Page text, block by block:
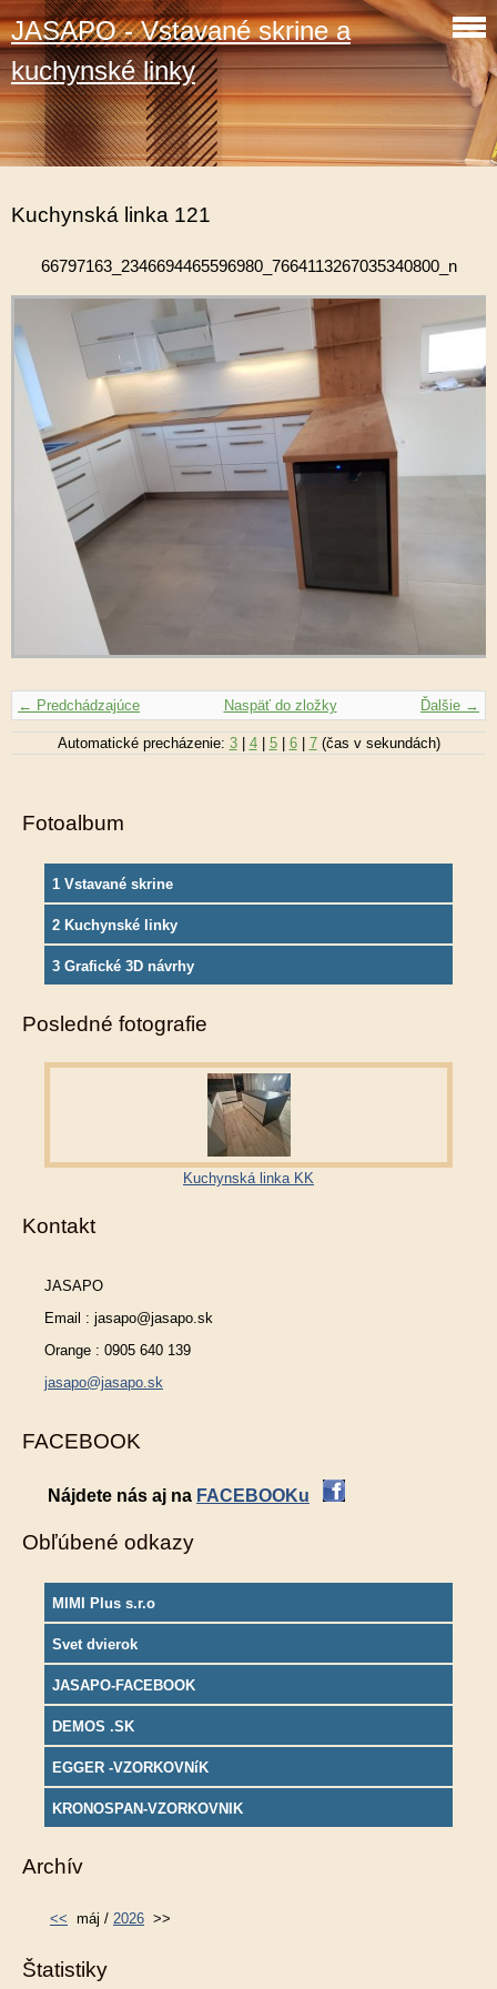
JASAPO - Vstavané skrine a
kuchynské linky
Kuchynská linka 121
66797163_2346694465596980_7664113267035340800_n
← Predchádzajúce Ďalšie →
Naspäť do zložky
Automatické precházenie: 3| 4| 5| 6| 7(čas v sekundách)
Fotoalbum
1 Vstavané skrine
2 Kuchynské linky
3 Grafické 3D návrhy
Posledné fotografie
Kuchynská linka KK
Kontakt
JASAPO
Email : jasapo@jasapo.sk
Orange : 0905 640 139
jasapo@jasapo.sk
FACEBOOK
Nájdete nás aj na FACEBOOKu
Obľúbené odkazy
MIMI Plus s.r.o
Svet dvierok
JASAPO-FACEBOOK
DEMOS .SK
EGGER -VZORKOVNíK
KRONOSPAN-VZORKOVNIK
Archív
<< máj / 2026 >>
Štatistiky